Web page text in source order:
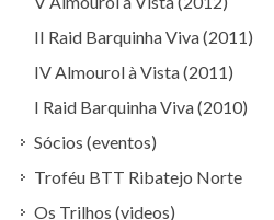
II Raid Barquinha Viva (2011)
IV Almourol à Vista (2011)
I Raid Barquinha Viva (2010)
Sócios (eventos)
Troféu BTT Ribatejo Norte
Os Trilhos (videos)